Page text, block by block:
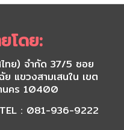
โดย:
ไทย) จำกัด 37/5 ซอย
แขวงสามเสนใน เขต
นคร 10400
TEL : 081-936-9222